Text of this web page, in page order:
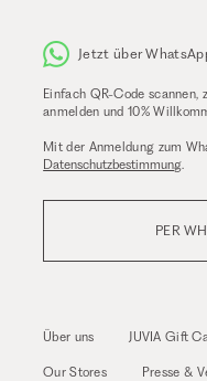
Jetzt über
Einfach QR-Code scannen,
anmelden und 10%
Mit der Anmeldung zum
Datenschutzbestimmung
PER
Über uns JUVIA Gift
Our Stores Presse &